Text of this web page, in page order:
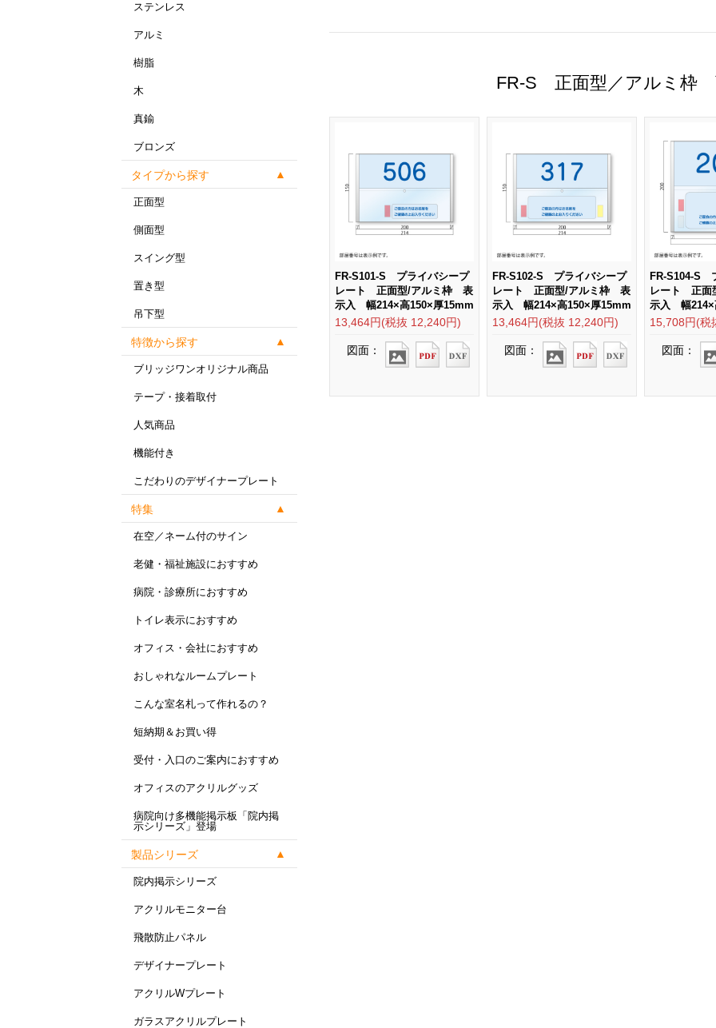
ステンレス
アルミ
樹脂
木
真鍮
ブロンズ
タイプから探す
正面型
側面型
スイング型
置き型
吊下型
特徴から探す
ブリッジワンオリジナル商品
テープ・接着取付
人気商品
機能付き
こだわりのデザイナープレート
特集
在空／ネーム付のサイン
老健・福祉施設におすすめ
病院・診療所におすすめ
トイレ表示におすすめ
オフィス・会社におすすめ
おしゃれなルームプレート
こんな室名札って作れるの？
短納期＆お買い得
受付・入口のご案内におすすめ
オフィスのアクリルグッズ
病院向け多機能掲示板「院内掲
示シリーズ」登場
製品シリーズ
院内掲示シリーズ
アクリルモニター台
飛散防止パネル
デザイナープレート
アクリルWプレート
ガラスアクリルプレート
FR-S 正面型／アルミ枠
FR-S101-S プライバシープ
レート 正面型/アルミ枠 表
示入 幅214×高150×厚15mm
13,464円(税抜 12,240円)
図面：
FR-S102-S プライバシープ
レート 正面型/アルミ枠 表
示入 幅214×高150×厚15mm
13,464円(税抜 12,240円)
図面：
FR-S104-S
レート 正面
示入 幅214×
15,708円(税
図面：